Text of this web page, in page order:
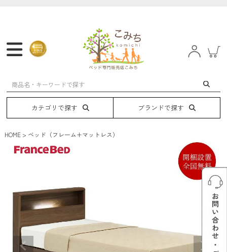
マットレス フレーム ベッド 電動ベッド
カテゴリで探す ブランドで探す
HOME ベッド（フレーム+マットレス）